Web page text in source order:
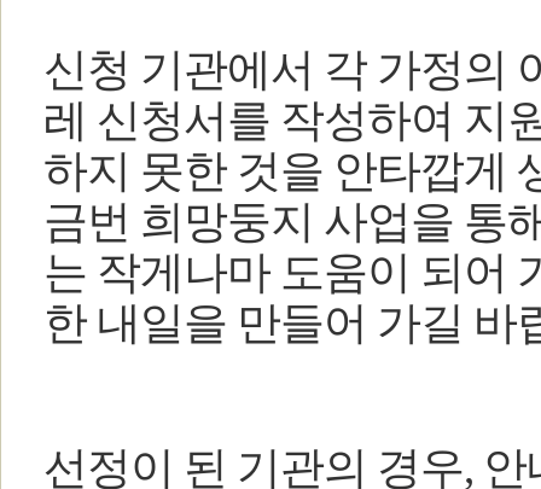
신청 기관에서 각 가정의
레 신청서를 작성하여 지
하지 못한 것을 안타깝게
금번 희망둥지 사업을 통
는 작게나마 도움이 되어
한 내일을 만들어 가길 바
선정이 된 기관의 경우,